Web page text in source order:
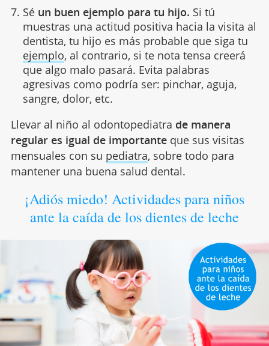
Sé un buen ejemplo para tu hijo. Si tú
muestras una actitud positiva hacia la visita al
dentista, tu hijo es más probable que siga tu
ejemplo, al contrario, si te nota tensa creerá
que algo malo pasará. Evita palabras
agresivas como podría ser: pinchar, aguja,
sangre, dolor, etc.
Llevar al niño al odontopediatra de manera
regular es igual de importanteque sus visitas
mensuales con su pediatra, sobre todo para
mantener una buena salud dental.
¡Adiós miedo! Actividades para niños
ante la caída de los dientes de leche